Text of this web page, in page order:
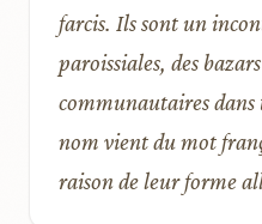
farcis. Ils sont un
paroissiales, des
communautaires dans
nom vient du mot
raison de leur forme